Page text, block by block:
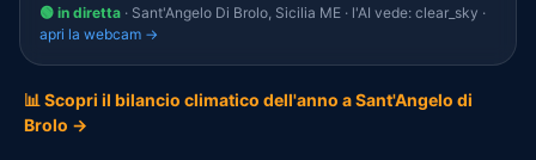
🟢 in diretta · Sant'Angelo Di Brolo, Sicilia ME · l'AI vede: clear_sky ·
apri la webcam →
📊 Scopri il bilancio climatico dell'anno a Sant'Angelo di
Brolo →